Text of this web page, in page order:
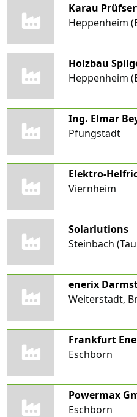
Karau
Heppenheim
Holzbau
Heppenheim
Ing. Elmar
Pfungstadt
Elektro-
Viernheim
Solarlutions
Steinbach
Weiterstadt,
Frankfurt
Eschborn
Powermax
Eschborn